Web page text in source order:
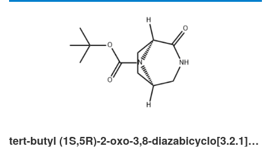
tert-butyl (1S,5R)-2-oxo-3,8-diazabicyclo[3.2.1]octane-8-carboxylate